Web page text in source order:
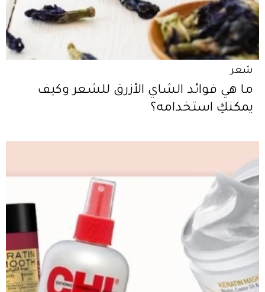
شعر
ما هي فوائد الشاي الأزرق للشعر وكيف
يمكنكِ استخدامه؟